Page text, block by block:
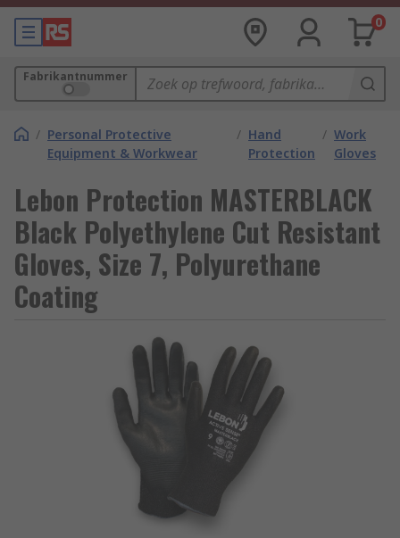
0
Fabrikantnummer
/ Personal Protective
Equipment & Workwear
/ Hand
Protection
/ Work
Gloves
Lebon Protection MASTERBLACK
Black Polyethylene Cut Resistant
Gloves, Size 7, Polyurethane
Coating